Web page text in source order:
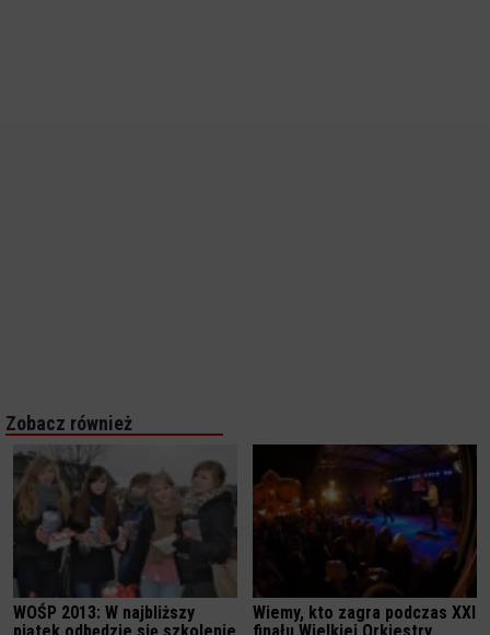
Zobacz również
WOŚP 2013: W najbliższy
Wiemy, kto zagra podczas XXI